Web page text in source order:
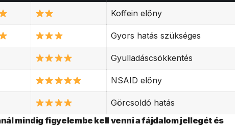
Koffein előny
Gyors hatás szükséges
Gyulladáscsökkentés
NSAID előny
Görcsoldó hatás
mindig figyelembe kell venni a fájdalom jellegét és